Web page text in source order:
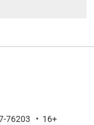
76203 • 16+